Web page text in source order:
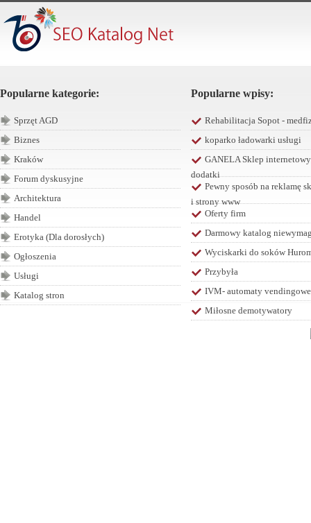
Popularne kategorie:
Sprzęt AGD
Biznes
Kraków
Forum dyskusyjne
Architektura
Handel
Erotyka (Dla dorosłych)
Ogłoszenia
Usługi
Katalog stron
Popularne wpisy:
Rehabilitacja Sopot -
koparko ładowarki usługi
GANELA Sklep
dodatki
Pewny sposób na reklamę
i strony www
Oferty firm
Darmowy katalog
Wyciskarki do soków
Przybyła
IVM- automaty vendingowe
Miłosne demotywatory